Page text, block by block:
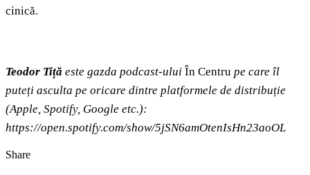
cinică.
Teodor Tiță este gazda podcast‑ului În Centru pe care îl
puteți asculta pe oricare dintre platformele de distribuție
(Apple, Spotify, Google etc.):
https://open.spotify.com/show/5jSN6amOtenIsHn23aoOL
Share